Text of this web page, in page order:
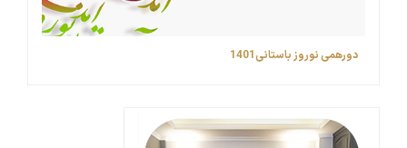
دورهمی نوروز باستانی1401